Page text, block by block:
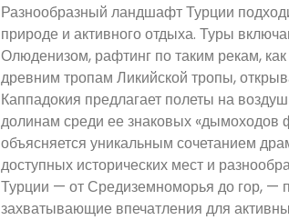
Разнообразный ландшафт Турции
природе и активного отдыха. Туры
Олюденизом, рафтинг по таким рекам,
древним тропам Ликийской тропы,
Каппадокия предлагает полеты на
долинам среди ее знаковых «дымоходов
объясняется уникальным сочетанием
доступных исторических мест и
Турции — от Средиземноморья до гор, —
захватывающие впечатления для